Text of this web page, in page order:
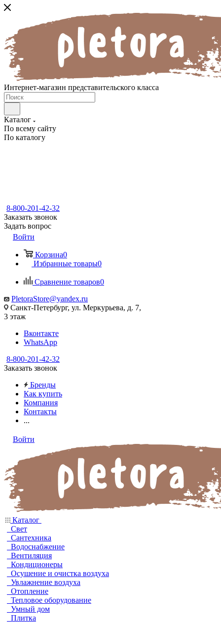
Интернет-магазин представительского класса
Каталог
По всему сайту
По каталогу
8-800-201-42-32
Заказать звонок
Задать вопрос
Войти
Корзина0
Избранные товары0
Сравнение товаров0
PletoraStore@yandex.ru
Санкт-Петербург, ул. Меркурьева, д. 7,
3 этаж
Вконтакте
WhatsApp
8-800-201-42-32
Заказать звонок
Бренды
Как купить
Компания
Контакты
...
Войти
Каталог
Свет
Сантехника
Водоснабжение
Вентиляция
Кондиционеры
Осушение и очистка воздуха
Увлажнение воздуха
Отопление
Тепловое оборудование
Умный дом
Плитка